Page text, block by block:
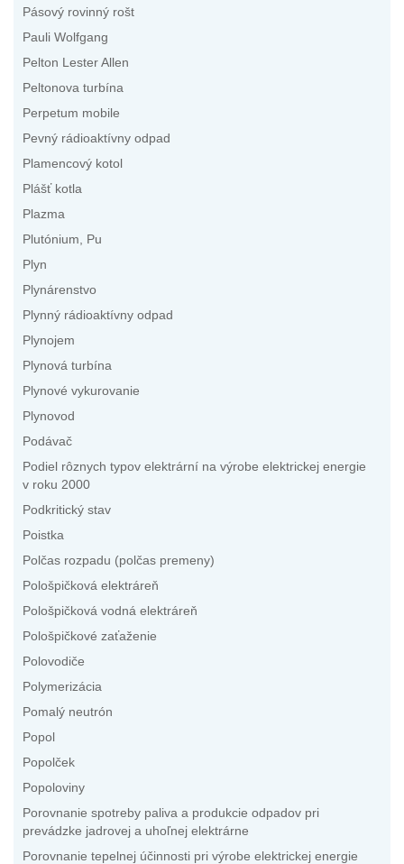
Pásový rovinný rošt
Pauli Wolfgang
Pelton Lester Allen
Peltonova turbína
Perpetum mobile
Pevný rádioaktívny odpad
Plamencový kotol
Plášť kotla
Plazma
Plutónium, Pu
Plyn
Plynárenstvo
Plynný rádioaktívny odpad
Plynojem
Plynová turbína
Plynové vykurovanie
Plynovod
Podávač
Podiel rôznych typov elektrární na výrobe elektrickej energie
v roku 2000
Podkritický stav
Poistka
Polčas rozpadu (polčas premeny)
Pološpičková elektráreň
Pološpičková vodná elektráreň
Pološpičkové zaťaženie
Polovodiče
Polymerizácia
Pomalý neutrón
Popol
Popolček
Popoloviny
Porovnanie spotreby paliva a produkcie odpadov pri
prevádzke jadrovej a uhoľnej elektrárne
Porovnanie tepelnej účinnosti pri výrobe elektrickej energie